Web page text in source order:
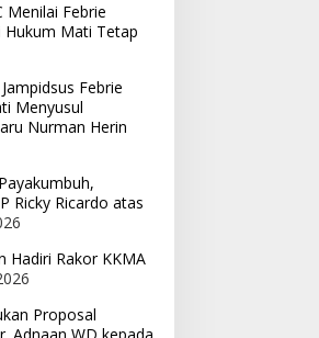
Menilai Febrie
Hukum Mati Tetap
Febrie
Menyusul
Nurman Herin
Ricky Ricardo atas
Hadiri Rakor KKMA
Proposal